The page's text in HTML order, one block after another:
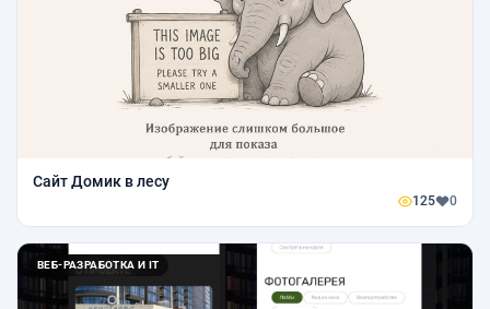
Сайт Домик в лесу
125 0
ВЕБ-РАЗРАБОТКА И IT